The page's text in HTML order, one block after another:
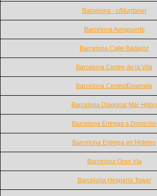
Barcelona - c/Muntaner
Barcelona Aeropuerto
Barcelona Calle Badajoz
Barcelona Centre de la Vila
Barcelona Centro/Eixample
Barcelona Diagonal Mar Hilton
Barcelona Entrega a Domicilio
Barcelona Entrega en Hoteles
Barcelona Gran Via
Barcelona Hesperia Tower